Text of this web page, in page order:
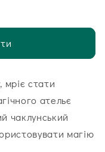
мріє стати
ательє
чаклунський
магію